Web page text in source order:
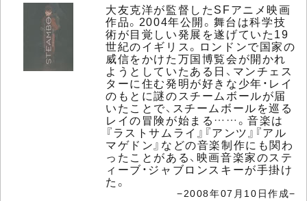
大友克洋が監督したSFアニメ映画
作品。2004年公開。舞台は科学技
術が目覚しい発展を遂げていた19
世紀のイギリス。ロンドンで国家の
威信をかけた万国博覧会が開かれ
ようとしていたある日、マンチェス
ターに住む発明が好きな少年・レイ
のもとに謎のスチームボールが届
いたことで、スチームボールを巡る
レイの冒険が始まる……。音楽は
『ラストサムライ』『アンツ』『アル
マゲドン』などの音楽制作にも関わ
ったことがある、映画音楽家のステ
ィーブ・ジャブロンスキーが手掛け
た。
−2008年07月10日作成−